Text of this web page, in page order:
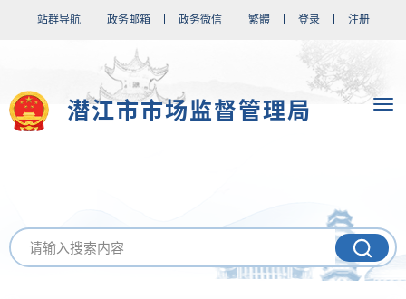
站群导航 政务邮箱 政务微信 繁體 登录 注册
潜江市市场监督管理局